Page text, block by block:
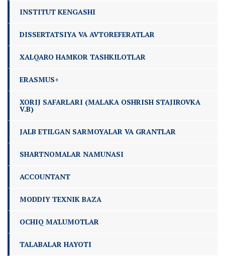
INSTITUT KENGASHI
DISSERTATSIYA VA AVTOREFERATLAR
XALQARO HAMKOR TASHKILOTLAR
ERASMUS+
XORIJ SAFARLARI (MALAKA OSHRISH STAJIROVKA
V.B)
JALB ETILGAN SARMOYALAR VA GRANTLAR
SHARTNOMALAR NAMUNASI
ACCOUNTANT
MODDIY TEXNIK BAZA
OCHIQ MA'LUMOTLAR
TALABALAR HAYOTI